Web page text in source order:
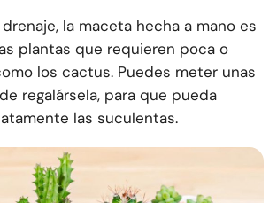
la maceta hecha a mano es
plantas que requieren poca o
los cactus. Puedes meter unas
regalársela, para que pueda
las suculentas.